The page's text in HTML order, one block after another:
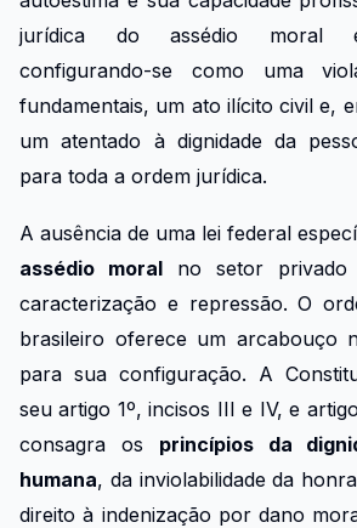
jurídica do assédio moral é
configurando-se como uma
fundamentais, um ato ilícito civil e,
um atentado à dignidade da
para toda a ordem jurídica.
A ausência de uma lei federal
assédio moral no setor privado
caracterização e repressão. O
brasileiro oferece um arcabouço
para sua configuração. A
seu artigo 1º, incisos III e IV, e
consagra os princípios da
humana, da inviolabilidade da
direito à indenização por dano